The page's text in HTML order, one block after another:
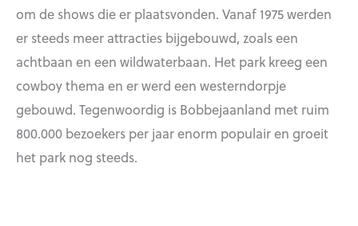
om de shows die er plaatsvonden. Vanaf 1975 werden
er steeds meer attracties bijgebouwd, zoals een
achtbaan en een wildwaterbaan. Het park kreeg een
cowboy thema en er werd een westerndorpje
gebouwd. Tegenwoordig is Bobbejaanland met ruim
800.000 bezoekers per jaar enorm populair en groeit
het park nog steeds.